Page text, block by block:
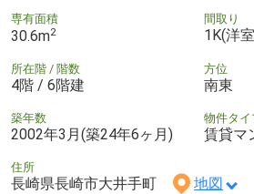
専有面積
30.6m2
間取り
1K(洋
所在階 / 階数
4階 / 6階建
方位
南東
築年数
2002年3月(築24年6ヶ月)
物件タイ
賃貸マ
住所
長崎県長崎市大井手町 地図